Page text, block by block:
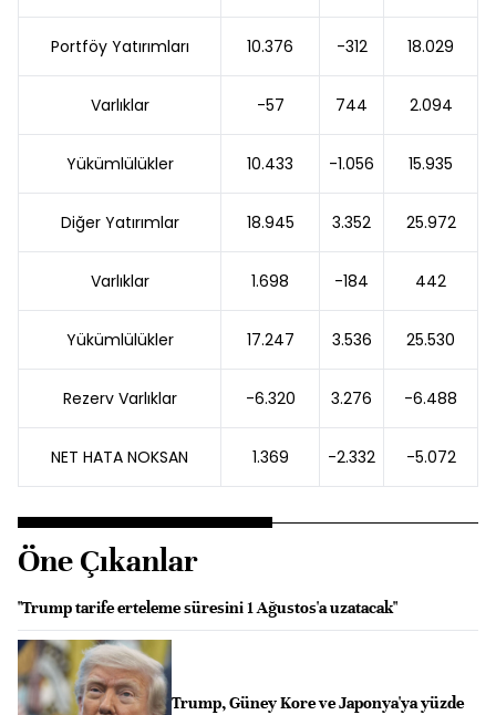
Portföy Yatırımları 10.376 -312 18.029
Varlıklar -57 744 2.094
Yükümlülükler 10.433 -1.056 15.935
Diğer Yatırımlar 18.945 3.352 25.972
Varlıklar 1.698 -184 442
Yükümlülükler 17.247 3.536 25.530
Rezerv Varlıklar -6.320 3.276 -6.488
NET HATA NOKSAN 1.369 -2.332 -5.072
Öne Çıkanlar
"Trump tarife erteleme süresini 1 Ağustos'a uzatacak"
Trump, Güney Kore ve Japonya'ya yüzde